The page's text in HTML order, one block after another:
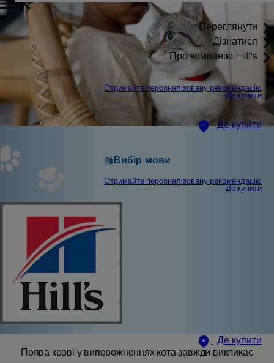
Переглянути
Дізнатися
Про компанію Hill's
Отримайте персоналізовану рекомендацію
Де купити
Де купити
Вибір мови
Отримайте персоналізовану рекомендацію
Де купити
Де купити
Поява крові у випорожненнях кота завжди викликає